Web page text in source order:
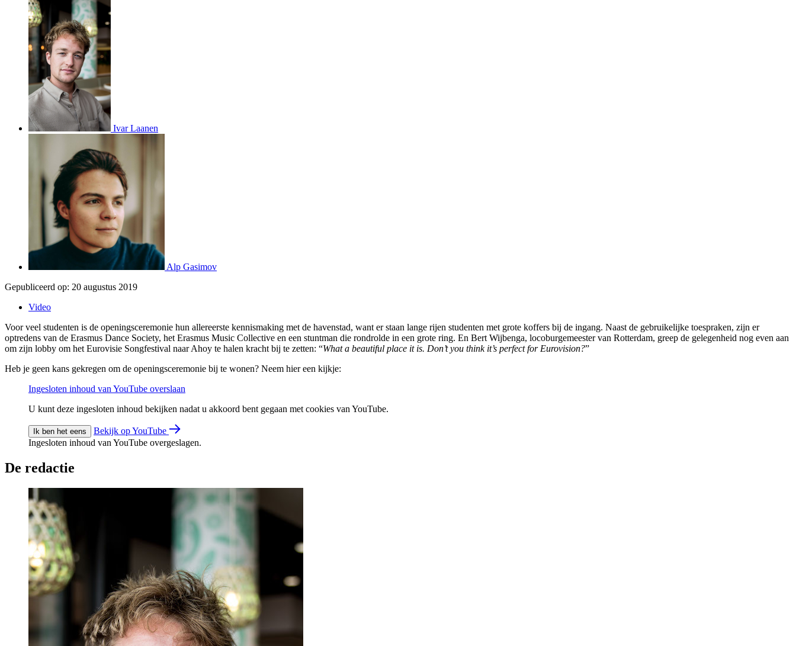
Ivar Laanen
Alp Gasimov
Gepubliceerd op: 20 augustus 2019
Video
Voor veel studenten is de openingsceremonie hun allereerste kennismaking met de havenstad, want er staan lange rijen studenten met grote koffers bij de ingang. Naast de gebruikelijke toespraken, zijn er
optredens van de Erasmus Dance Society, het Erasmus Music Collective en een stuntman die rondrolde in een grote ring. En Bert Wijbenga, locoburgemeester van Rotterdam, greep de gelegenheid nog even aan
om zijn lobby om het Eurovisie Songfestival naar Ahoy te halen kracht bij te zetten: “What a beautiful place it is. Don’t you think it’s perfect for Eurovision?”
Heb je geen kans gekregen om de openingsceremonie bij te wonen? Neem hier een kijkje:
Ingesloten inhoud van YouTube overslaan
U kunt deze ingesloten inhoud bekijken nadat u akkoord bent gegaan met cookies van YouTube.
Ik ben het eens
Bekijk op YouTube
Ingesloten inhoud van YouTube overgeslagen.
De redactie